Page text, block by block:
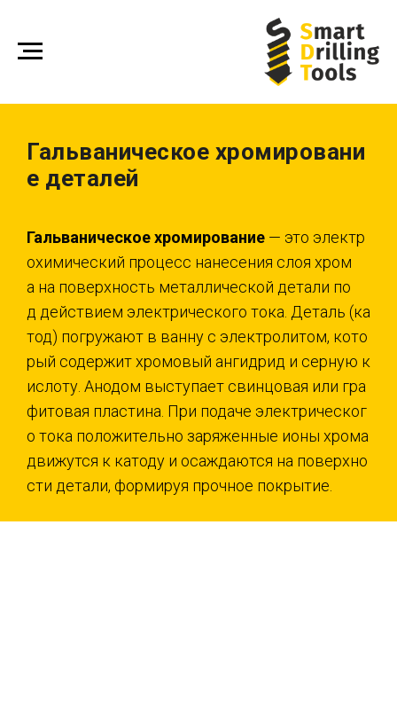
Гальваническое хромировани
е деталей
Гальваническое хромирование — это электр
охимический процесс нанесения слоя хром
а на поверхность металлической детали по
д действием электрического тока. Деталь (ка
тод) погружают в ванну с электролитом, кото
рый содержит хромовый ангидрид и серную к
ислоту. Анодом выступает свинцовая или гра
фитовая пластина. При подаче электрическог
о тока положительно заряженные ионы хрома
движутся к катоду и осаждаются на поверхно
сти детали, формируя прочное покрытие.